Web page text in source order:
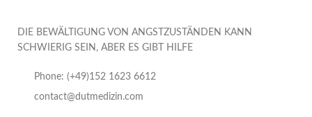
DIE BEWÄLTIGUNG VON ANGSTZUSTÄNDEN KANN
SCHWIERIG SEIN, ABER ES GIBT HILFE
Phone: (+49)152 1623 6612
contact@dutmedizin.com